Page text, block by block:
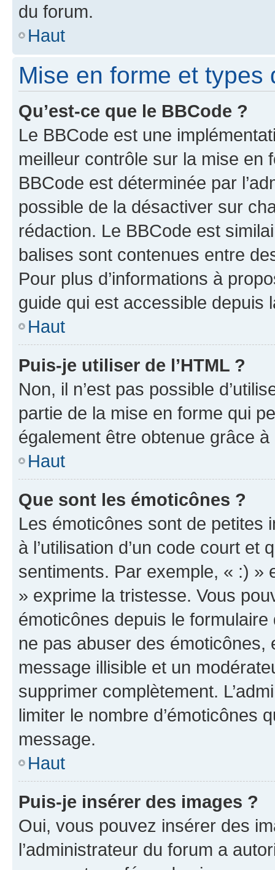
du forum.
Haut
Mise en forme et types
Qu’est-ce que le BBCode ?
Le BBCode est une
meilleur contrôle sur la mise en
BBCode est déterminée par
possible de la désactiver sur
rédaction. Le BBCode est
balises sont contenues entre
Pour plus d’informations à
guide qui est accessible depuis
Haut
Puis-je utiliser de l’HTML ?
Non, il n’est pas possible
partie de la mise en forme qui
également être obtenue grâce à
Haut
Que sont les émoticônes ?
Les émoticônes sont de petites
à l’utilisation d’un code court et
sentiments. Par exemple, « :) »
» exprime la tristesse. Vous
émoticônes depuis le
ne pas abuser des
message illisible et un
supprimer complètement.
limiter le nombre d’émoticônes
message.
Haut
Puis-je insérer des images ?
Oui, vous pouvez insérer des
l’administrateur du forum a